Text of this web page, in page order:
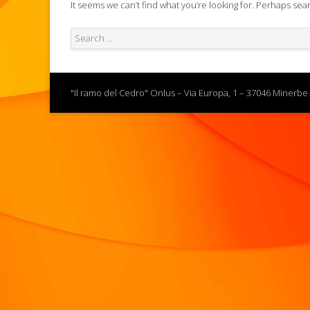
It seems we can’t find what you’re looking for. Perhaps
"Il ramo del Cedro" Onlus – Via Europa, 1 – 37046 Minerbe